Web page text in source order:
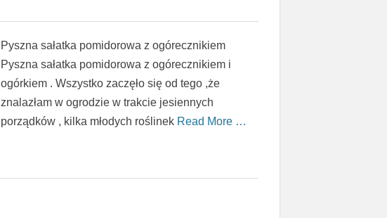
Pyszna sałatka pomidorowa z ogórecznikiem
Pyszna sałatka pomidorowa z ogórecznikiem i
ogórkiem . Wszystko zaczęło się od tego ,że
znalazłam w ogrodzie w trakcie jesiennych
porządków , kilka młodych roślinek Read More …